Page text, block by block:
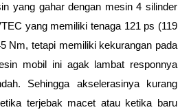
yang gahar dengan mesin 4 silinder
yang memiliki tenaga 121 ps (119
Nm, tetapi memiliki kekurangan pada
mobil ini agak lambat responnya
Sehingga akselerasinya kurang
terjebak macet atau ketika baru